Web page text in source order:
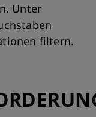
Unter
filtern.